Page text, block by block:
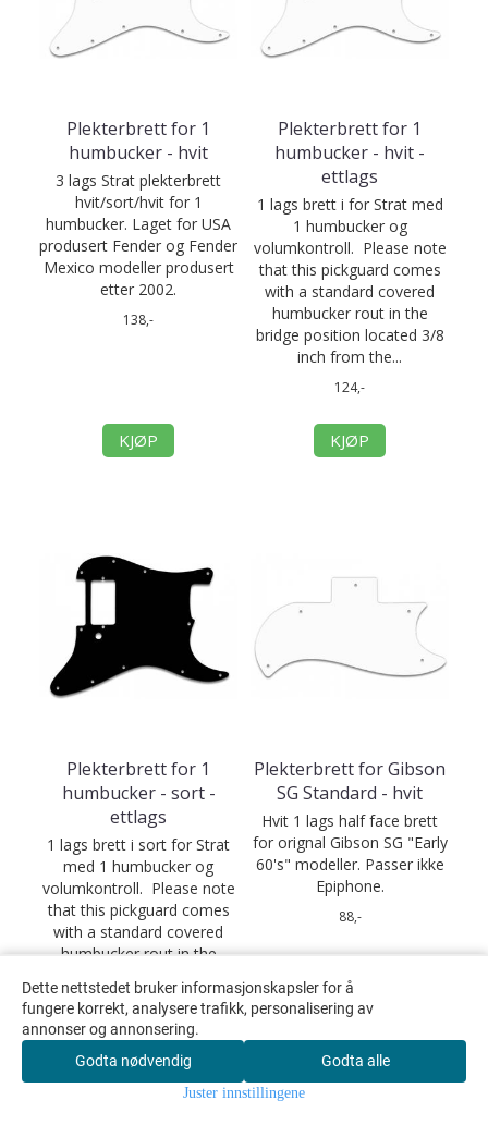
Plekterbrett for 1
humbucker - hvit
3 lags Strat plekterbrett
hvit/sort/hvit for 1
humbucker. Laget for USA
produsert Fender og Fender
Mexico modeller produsert
etter 2002.
138,-
KJØP
Plekterbrett for 1
humbucker - hvit -
ettlags
1 lags brett i for Strat med
1 humbucker og
volumkontroll. Please note
that this pickguard comes
with a standard covered
humbucker rout in the
bridge position located 3/8
inch from the...
124,-
KJØP
Plekterbrett for 1
humbucker - sort -
ettlags
1 lags brett i sort for Strat
med 1 humbucker og
volumkontroll. Please note
that this pickguard comes
with a standard covered
humbucker rout in the
inch from the...
150,-
KJØP
Plekterbrett for Gibson
SG Standard - hvit
Hvit 1 lags half face brett
for orignal Gibson SG "Early
60's" modeller. Passer ikke
Epiphone.
88,-
KJØP
Dette nettstedet bruker informasjonskapsler for å
fungere korrekt, analysere trafikk, personalisering av
annonser og annonsering.
Godta nødvendig
Godta alle
Juster innstillingene